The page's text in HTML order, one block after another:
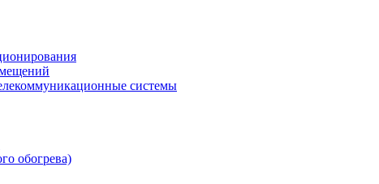
системы
обогрева)